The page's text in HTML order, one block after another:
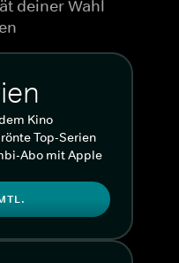
deiner Wahl
Kino
Top-Serien
Abo mit Apple